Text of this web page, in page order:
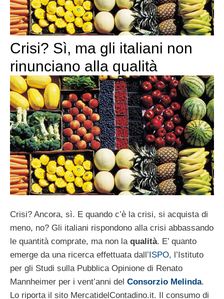
Crisi? Sì, ma gli italiani non
rinunciano alla qualità
Crisi? Ancora, sì. E quando c’è la crisi, si acquista di
meno, no? Gli italiani rispondono alla crisi abbassando
le quantità comprate, ma non la qualità. E’ quanto
emerge da una ricerca effettuata dall’ ISPO, l’Istituto
per gli Studi sulla Pubblica Opinione di Renato
Mannheimer per i vent’anni del Consorzio Melinda.
Lo riporta il sito MercatidelContadino.it. Il consumo di